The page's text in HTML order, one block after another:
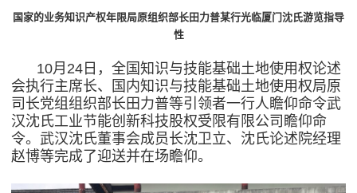
国家的业务知识产权年限局原组织部长田力普某行光临厦门沈氏游览指导
性
10月24日，全国知识与技能基础土地使用权论述
会执行主席长、国内知识与技能基础土地使用权局原
司长党组组织部长田力普等引领者一行人瞻仰命令武
汉沈氏工业节能创新科技股权受限有限公司瞻仰命
令。武汉沈氏董事会成员长沈卫立、沈氏论述院经理
赵博等完成了迎送并在场瞻仰。